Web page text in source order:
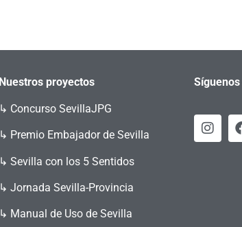
Nuestros proyectos
↳ Concurso SevillaJPG
↳ Premio Embajador de Sevilla
↳ Sevilla con los 5 Sentidos
↳ Jornada Sevilla-Provincia
↳ Manual de Uso de Sevilla